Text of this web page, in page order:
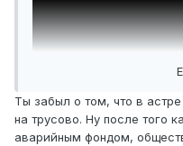
Ты забыл о том, что в
на трусово. Ну после того
аварийным фондом,